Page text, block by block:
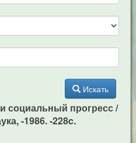
Искать
социальный прогресс /
-1986. -228c.